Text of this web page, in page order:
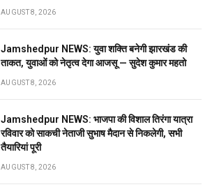
AUGUST 8, 2026
Jamshedpur NEWS: युवा शक्ति बनेगी झारखंड की
ताकत, युवाओं को नेतृत्व देगा आजसू — सुदेश कुमार महतो
AUGUST 8, 2026
Jamshedpur NEWS: भाजपा की विशाल तिरंगा यात्रा
रविवार को साकची नेताजी सुभाष मैदान से निकलेगी, सभी
तैयारियां पूरी
AUGUST 8, 2026